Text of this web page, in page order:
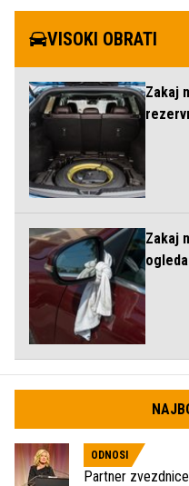
VISOKI OBRATI
Zakaj
Zakaj
ODNOSI
Partner